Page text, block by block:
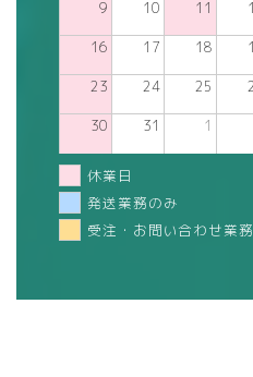
9 10 11
16 17 18
23 24 25
30 31 1
休業日
発送業務のみ
受注・お問い合わせ業